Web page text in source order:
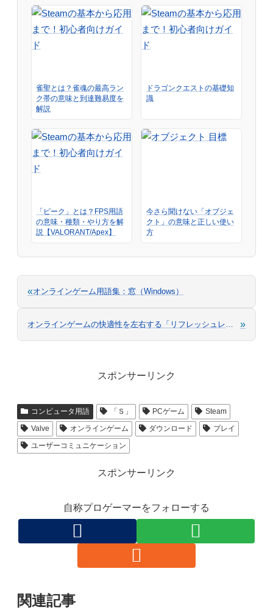
雀聖とは？雀魂の最高ラン
ク帯の意味と到達難易度を
解説
ドラゴンクエストの基礎知
識
「ピーク」とは？FPS用語
の意味・種類・やり方を解
説【VALORANT/Apex】
今さら聞けない「オブジェ
クト」の意味と正しい使い
方
«オンラインゲーム用語集：窓（Windows）
オンラインゲームの快適性を左右する「リフレッシュレート」 »
スポンサーリンク
コンピュータ用語 「Ｓ」 PCゲーム
Steam
Valve
オンラインゲーム ダウンロード
プレイ
ユーザーコミュニケーション
スポンサーリンク
自称プロゲーマーをフォローする
関連記事